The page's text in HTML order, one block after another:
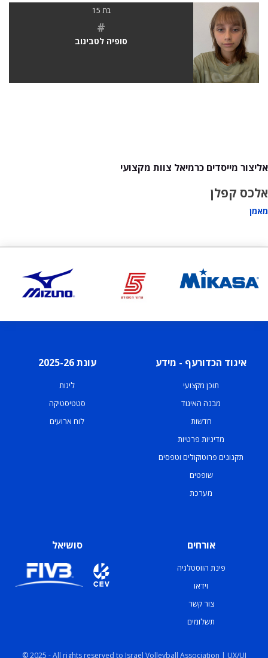
בת 15
#
סופיה לטבינוב
אליצור מייסדים כרמיאל צוות מקצועי
אלכס קפלן
מאמן
איגוד הכדורעף - מידע
תוכן מקצועי
מבנה האיגוד
חדשות
מדיניות פרטיות
תקנונים פרוטוקולים וטפסים
שופטים
מערכת
עונת 2025-26
ליגות
סטטיסטיקה
לוח ארועים
אורחים
פינת הווסטלגיה
וידאו
צור קשר
תשלומים
סושיאל
© 2025 - All rights reserved to Israel Volleyball Association | UX/UI